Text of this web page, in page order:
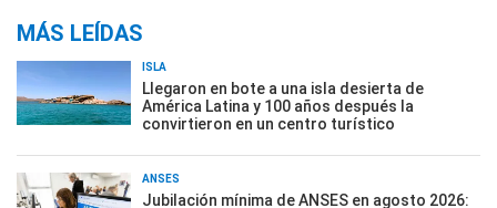
MÁS LEÍDAS
ISLA
Llegaron en bote a una isla desierta de
América Latina y 100 años después la
convirtieron en un centro turístico
ANSES
Jubilación mínima de ANSES en agosto 2026: